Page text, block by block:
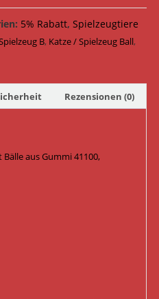
5% Rabatt, Spielzeugtiere
B, Katze / Spielzeug Ball,
Rezensionen (0)
aus Gummi 41100,